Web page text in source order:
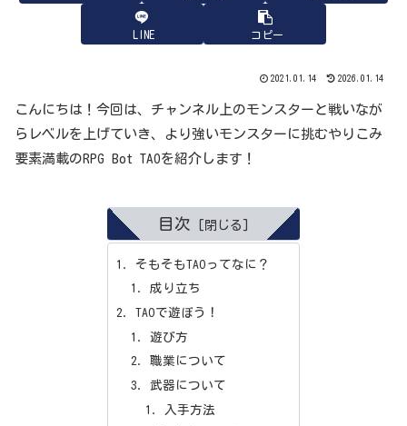
LINE コピー
2021.01.14 2026.01.14
こんにちは！今回は、チャンネル上のモンスターと戦いなが
らレベルを上げていき、より強いモンスターに挑むやりこみ
要素満載のRPG Bot TAOを紹介します！
目次
そもそもTAOってなに？
成り立ち
TAOで遊ぼう！
遊び方
職業について
武器について
入手方法